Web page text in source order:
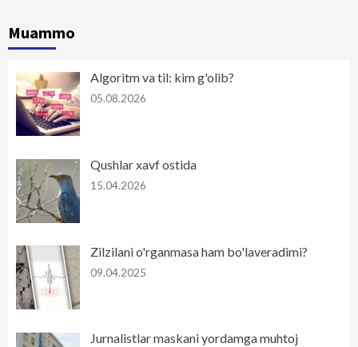
Muammo
Algoritm va til: kim g'olib?
05.08.2026
Qushlar xavf ostida
15.04.2026
Zilzilani o'rganmasa ham bo'laveradimi?
09.04.2025
Jurnalistlar maskani yordamga muhtoj